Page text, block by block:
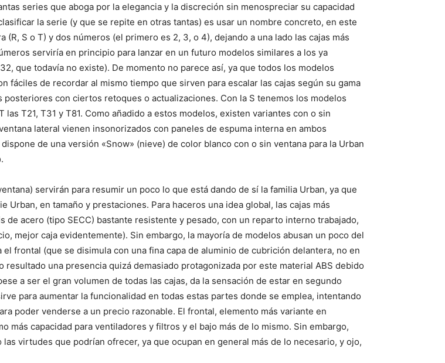
series que aboga por la elegancia y la discreción sin menospreciar su capacidad
la serie (y que se repite en otras tantas) es usar un nombre concreto, en este
S o T) y dos números (el primero es 2, 3, o 4), dejando a una lado las cajas más
serviría en principio para lanzar en un futuro modelos similares a los ya
que todavía no existe). De momento no parece así, ya que todos los modelos
fáciles de recordar al mismo tiempo que sirven para escalar las cajas según su gama
con ciertos retoques o actualizaciones. Con la S tenemos los modelos
las T21, T31 y T81. Como añadido a estos modelos, existen variantes con o sin
lateral vienen insonorizados con paneles de espuma interna en ambos
de una versión «Snow» (nieve) de color blanco con o sin ventana para la Urban
servirán para resumir un poco lo que está dando de sí la familia Urban, ya que
en tamaño y prestaciones. Para haceros una idea global, las cajas más
acero (tipo SECC) bastante resistente y pesado, con un reparto interno trabajado,
mejor caja evidentemente). Sin embargo, la mayoría de modelos abusan un poco del
frontal (que se disimula con una fina capa de aluminio de cubrición delantera, no en
una presencia quizá demasiado protagonizada por este material ABS debido
a ser el gran volumen de todas las cajas, da la sensación de estar en segundo
para aumentar la funcionalidad en todas estas partes donde se emplea, intentando
poder venderse a un precio razonable. El frontal, elemento más variante en
capacidad para ventiladores y filtros y el bajo más de lo mismo. Sin embargo,
virtudes que podrían ofrecer, ya que ocupan en general más de lo necesario, y ojo,